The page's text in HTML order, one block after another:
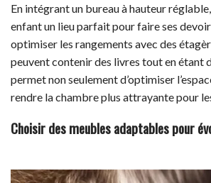
En intégrant un bureau à hauteur
enfant un lieu parfait pour faire ses
optimiser les rangements avec des
peuvent contenir des livres tout en étant
permet non seulement d’optimiser
rendre la chambre plus attrayante pour
Choisir des meubles adaptables pour